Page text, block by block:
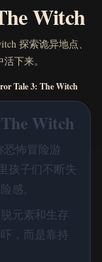
Witch
探索诡异地点、
下来。
Tale 3: The Witch
Witch
恐怖冒险游
孩子们不断失
感。
元素和生存
，而是靠持